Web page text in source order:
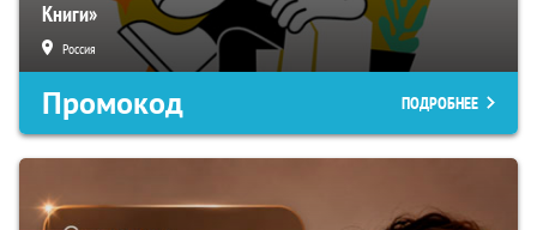
Книги»
Россия
Промокод ПОДРОБНЕЕ